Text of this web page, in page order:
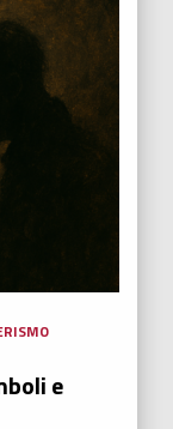
e